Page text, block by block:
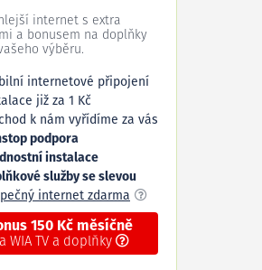
internet s extra
a bonusem na doplňky
výběru.
internetové připojení
již za 1 Kč
k nám vyřídíme za vás
podpora
instalace
služby se slevou
internet zdarma
150 Kč měsíčně
WIA TV a doplňky